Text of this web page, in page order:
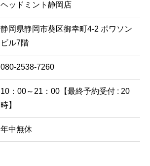
ヘッドミント静岡店
静岡県静岡市葵区御幸町4-2 ポワソン
ビル7階
080-2538-7260
10：00～21：00【最終予約受付 : 20
時】
年中無休